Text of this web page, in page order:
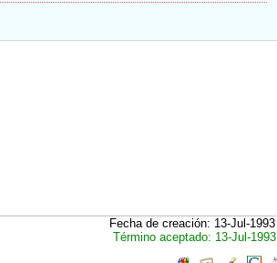
Fecha de creación: 13-Jul-1993
Término aceptado: 13-Jul-1993